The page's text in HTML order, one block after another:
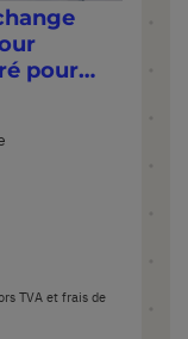
pour
TVA et frais de